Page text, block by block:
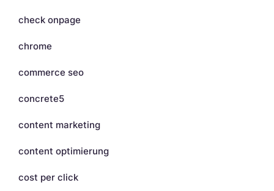
check onpage
chrome
commerce seo
concrete5
content marketing
content optimierung
cost per click